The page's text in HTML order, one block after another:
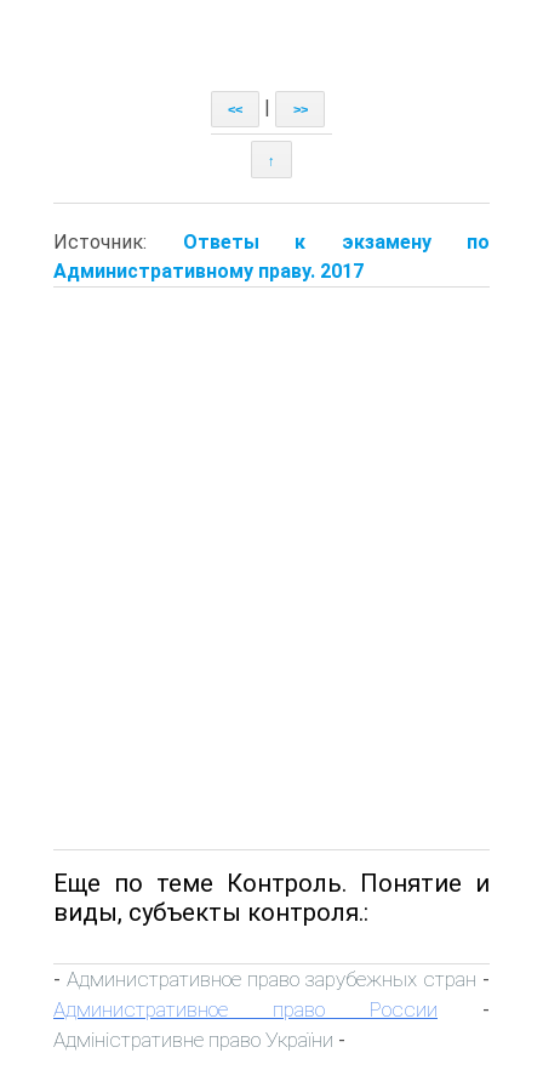
<< >>
↑
Источник: Ответы к экзамену по
Административному праву. 2017
Еще по теме Контроль. Понятие и
виды, субъекты контроля.:
- Административное право зарубежных стран -
Административное право России -
Адміністративне право України -